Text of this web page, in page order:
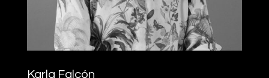
Karla Falcón